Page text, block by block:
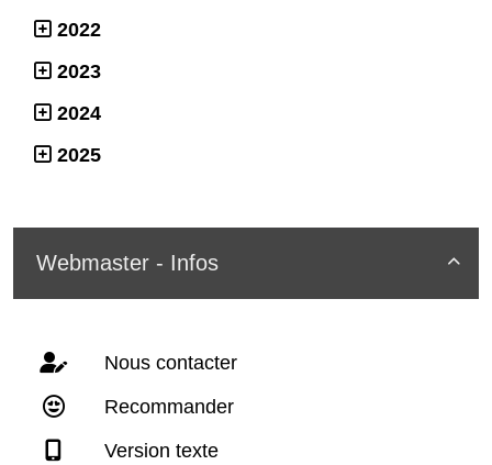
2022
2023
2024
2025

Webmaster - Infos
Nous contacter
Recommander
Version texte